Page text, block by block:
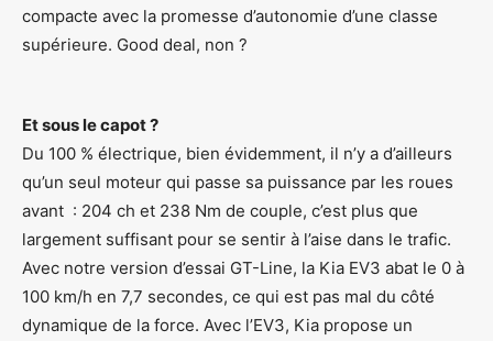
compacte avec la promesse d’autonomie d’une classe
supérieure. Good deal, non ?
Et sous le capot ?
Du 100 % électrique, bien évidemment, il n’y a d’ailleurs
qu’un seul moteur qui passe sa puissance par les roues
avant : 204 ch et 238 Nm de couple, c’est plus que
largement suffisant pour se sentir à l’aise dans le trafic.
Avec notre version d’essai GT-Line, la Kia EV3 abat le 0 à
100 km/h en 7,7 secondes, ce qui est pas mal du côté
dynamique de la force. Avec l’EV3, Kia propose un